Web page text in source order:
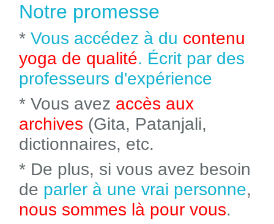
Notre promesse
* Vous accédez à du contenu
yoga de qualité. Écrit par des
professeurs d'expérience
* Vous avez accès aux
archives (Gita, Patanjali,
dictionnaires, etc.
* De plus, si vous avez besoin
de parler à une vrai personne,
nous sommes là pour vous.